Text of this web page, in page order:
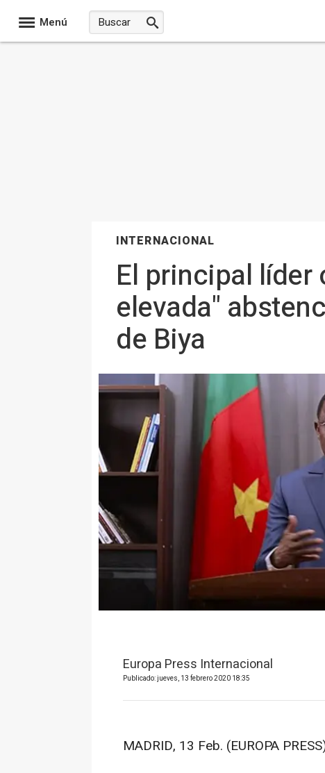
Menú
INTERNACIONAL
El principal líder
elevada"
de Biya
Europa Press Internacional
Publicado: jueves, 13 febrero 2020 18:35
MADRID, 13 Feb. (EUROPA